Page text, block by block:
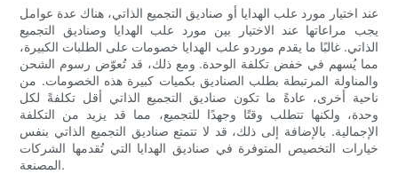
عند اختيار مورد علب الهدايا أو صناديق التجميع الذاتي، هناك عدة عوامل
يجب مراعاتها عند الاختيار بين مورد علب الهدايا وصناديق التجميع
الذاتي. غالبًا ما يقدم موردو علب الهدايا خصومات على الطلبات الكبيرة،
مما يُسهم في خفض تكلفة الوحدة. ومع ذلك، قد تُعوّض رسوم الشحن
والمناولة المرتبطة بطلب الصناديق بكميات كبيرة هذه الخصومات. من
ناحية أخرى، عادةً ما تكون صناديق التجميع الذاتي أقل تكلفةً لكل
وحدة، ولكنها تتطلب وقتًا وجهدًا للتجميع، مما قد يزيد من التكلفة
الإجمالية. بالإضافة إلى ذلك، قد لا تتمتع صناديق التجميع الذاتي بنفس
خيارات التخصيص المتوفرة في صناديق الهدايا التي تُقدمها الشركات
المصنعة.